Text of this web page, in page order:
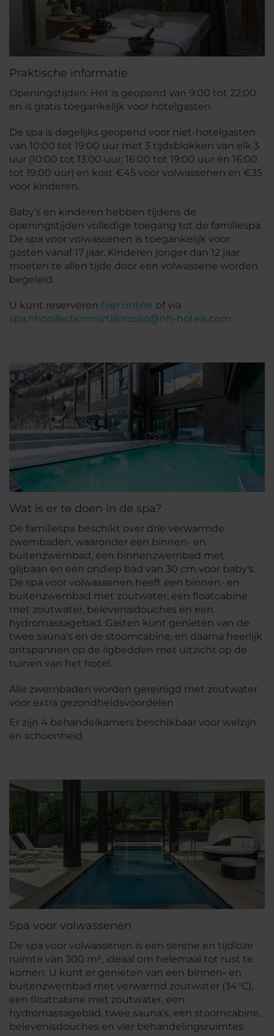
Praktische informatie
Openingstijden: Het is geopend van 9:00 tot 22:00
en is gratis toegankelijk voor hotelgasten.
De spa is dagelijks geopend voor niet-hotelgasten
van 10:00 tot 19:00 uur met 3 tijdsblokken van elk 3
uur (10:00 tot 13:00 uur, 16:00 tot 19:00 uur en 16:00
tot 19:00 uur) en kost €45 voor volwassenen en €35
voor kinderen.
Baby's en kinderen hebben tijdens de
openingstijden volledige toegang tot de familiespa.
De spa voor volwassenen is toegankelijk voor
gasten vanaf 17 jaar. Kinderen jonger dan 12 jaar
moeten te allen tijde door een volwassene worden
begeleid.
U kunt reserveren hier online of via
spa.nhcollectionmirtillorosso@nh-hotels.com.
Wat is er te doen in de spa?
De familiespa beschikt over drie verwarmde
zwembaden, waaronder een binnen- en
buitenzwembad, een binnenzwembad met
glijbaan en een ondiep bad van 30 cm voor baby's.
De spa voor volwassenen heeft een binnen- en
buitenzwembad met zoutwater, een floatcabine
met zoutwater, belevenisdouches en een
hydromassagebad. Gasten kunt genieten van de
twee sauna's en de stoomcabine, en daarna heerlijk
ontspannen op de ligbedden met uitzicht op de
tuinen van het hotel.
Alle zwembaden worden gereinigd met zoutwater
voor extra gezondheidsvoordelen
Er zijn 4 behandelkamers beschikbaar voor welzijn
en schoonheid
Spa voor volwassenen
De spa voor volwassenen is een serene en tijdloze
ruimte van 300 m², ideaal om helemaal tot rust te
komen. U kunt er genieten van een binnen- en
buitenzwembad met verwarmd zoutwater (34°C),
een floatcabine met zoutwater, een
hydromassagebad, twee sauna’s, een stoomcabine,
belevenisdouches en vier behandelingsruimtes